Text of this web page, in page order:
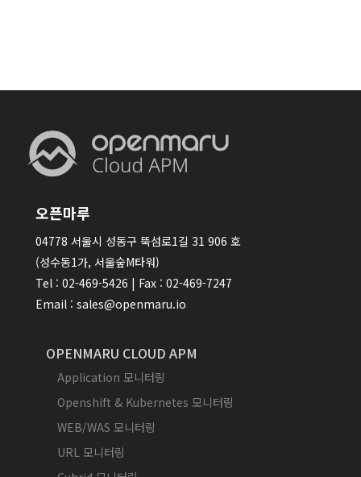
오픈마루
04778 서울시 성동구 뚝섬로1길 31 906 호
(성수동1가, 서울숲M타워)
Tel : 02-469-5426 | Fax : 02-469-7247
Email : sales@openmaru.io
OPENMARU CLOUD APM
Application 모니터링
Openshift & Kubernetes 모니터링
WEB/WAS 모니터링
URL 모니터링